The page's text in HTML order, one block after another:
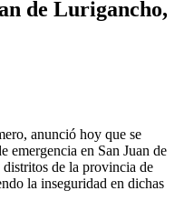
de Lurigancho,
anunció hoy que se
emergencia en San Juan de
de la provincia de
la inseguridad en dichas